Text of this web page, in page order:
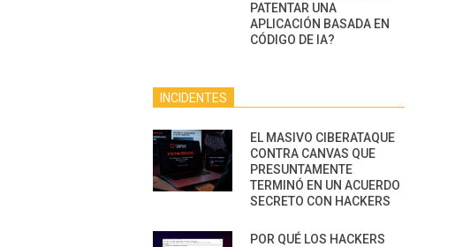
PATENTAR UNA
APLICACIÓN BASADA EN
CÓDIGO DE IA?
INCIDENTES
EL MASIVO CIBERATAQUE
CONTRA CANVAS QUE
PRESUNTAMENTE
TERMINÓ EN UN ACUERDO
SECRETO CON HACKERS
POR QUÉ LOS HACKERS